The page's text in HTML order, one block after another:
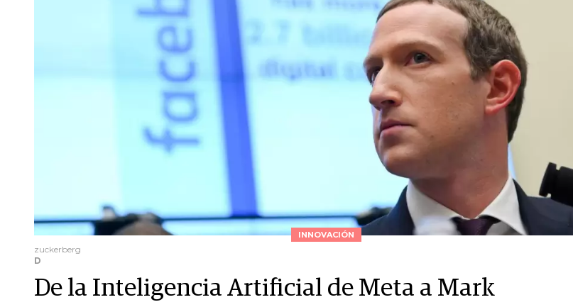
INNOVACIÓN
zuckerberg
D
De la Inteligencia Artificial de Meta a Mark